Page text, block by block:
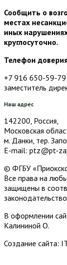
Сообщить о
местах
иных
круглосуточно.
Телефон
+7 916 650-59-79
заместитель
Наш адрес
142200, Россия,
Московская
м. Данки, тер.
E-mail: ptz@pt-
© ФГБУ
Все права на
защищены в
В оформлении
Калининой О.
Создание сайта: